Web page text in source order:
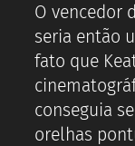
O vencedor
seria então
fato que
conseguia
orelhas